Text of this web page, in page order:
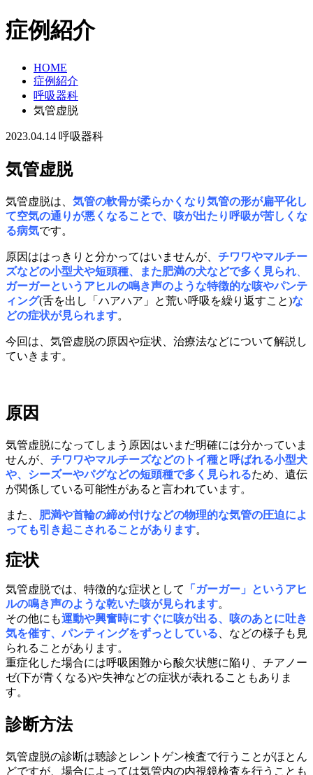
症例紹介
HOME
症例紹介
呼吸器科
気管虚脱
2023.04.14 呼吸器科
気管虚脱
気管虚脱は、 気管の軟骨が柔らかくなり気管の形が扁平化し
て空気の通りが悪くなることで、咳が出たり呼吸が苦しくな
る病気です。
原因ははっきりと分かってはいませんが、 チワワやマルチー
ズなどの小型犬や短頭種、また肥満の犬などで多く見られ
ガーガーというアヒルの鳴き声のような特徴的な咳やパンテ
ィング(舌を出し「ハアハア」と荒い呼吸を繰り返すこと)な
どの症状が見られます。
今回は、気管虚脱の原因や症状、治療法などについて解説し
ていきます。
原因
気管虚脱になってしまう原因はいまだ明確には分かっていま
せんが、 チワワやマルチーズなどのトイ種と呼ばれる小型犬
や、シーズーやパグなどの短頭種で多く見られるため、遺伝
が関係している可能性があると言われています。
また、 肥満や首輪の締め付けなどの物理的な気管の圧迫によ
っても引き起こされることがあります。
症状
気管虚脱では、特徴的な症状として
「ガーガー」というアヒ
ルの鳴き声のような乾いた咳が見られます。
その他にも運動や興奮時にすぐに咳が出る、咳のあとに吐き
気を催す、パンティングをずっとしている 、などの様子も見
られることがあります。
重症化した場合には呼吸困難から酸欠状態に陥り、チアノー
ゼ(下が青くなる)や失神などの症状が表れることもありま
す。
診断方法
気管虚脱の診断は聴診とレントゲン検査で行うことがほとん
どですが、場合によっては気管内の内視鏡検査を行うことも